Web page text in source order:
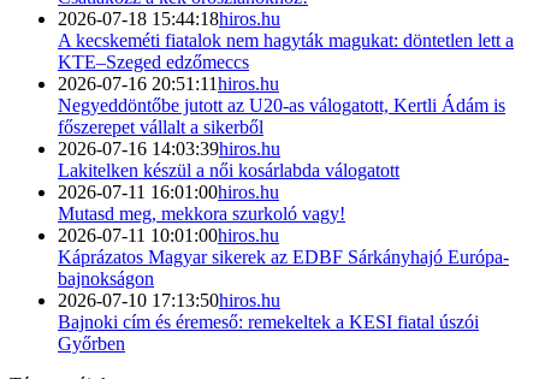
2026-07-18 15:44:18hiros.hu
A kecskeméti fiatalok nem hagyták magukat: döntetlen lett a
KTE–Szeged edzőmeccs
2026-07-16 20:51:11hiros.hu
Negyeddöntőbe jutott az U20-as válogatott, Kertli Ádám is
főszerepet vállalt a sikerből
2026-07-16 14:03:39hiros.hu
Lakitelken készül a női kosárlabda válogatott
2026-07-11 16:01:00hiros.hu
Mutasd meg, mekkora szurkoló vagy!
2026-07-11 10:01:00hiros.hu
Káprázatos Magyar sikerek az EDBF Sárkányhajó Európa-
bajnokságon
2026-07-10 17:13:50hiros.hu
Bajnoki cím és éremeső: remekeltek a KESI fiatal úszói
Győrben